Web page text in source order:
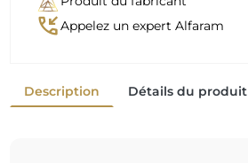
phone_callbackAppelez un expert Alfaram
Description Détails du produit